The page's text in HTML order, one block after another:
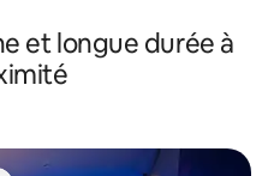
et longue durée à